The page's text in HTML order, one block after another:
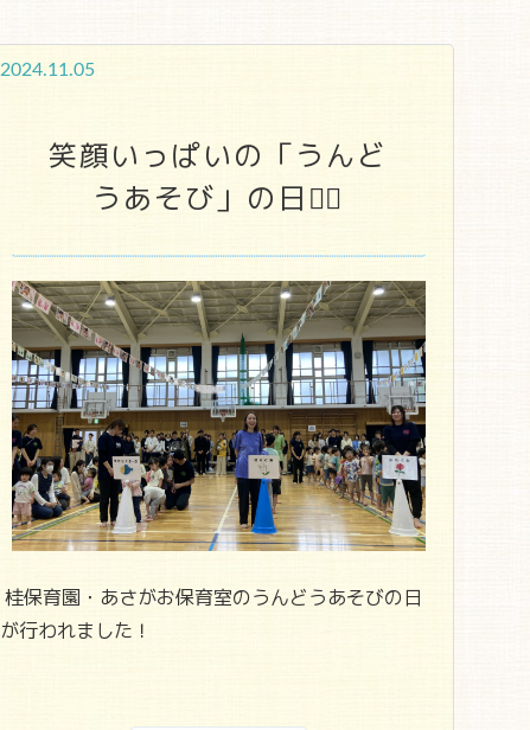
2024.11.05
笑顔いっぱいの「うんど
うあそび」の日🏳‍🌈
桂保育園・あさがお保育室のうんどうあそびの日
が行われました！